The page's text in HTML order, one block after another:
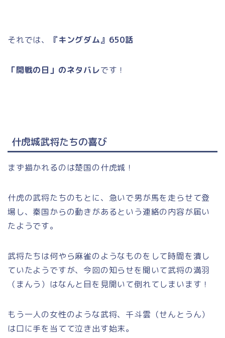
それでは、 『キングダム』650話
「開戦の日」のネタバレです！
什虎城武将たちの喜び
まず描かれるのは楚国の什虎城！
什虎の武将たちのもとに、急いで男が馬を走らせて登
場し、秦国からの動きがあるという連絡の内容が届い
たようです。
武将たちは何やら麻雀のようなものをして時間を潰し
ていたようですが、今回の知らせを聞いて武将の満羽
（まんう）はなんと目を見開いて倒れてしまいます！
もう一人の女性のような武将、千斗雲（せんとうん）
は口に手を当てて泣き出す始末。